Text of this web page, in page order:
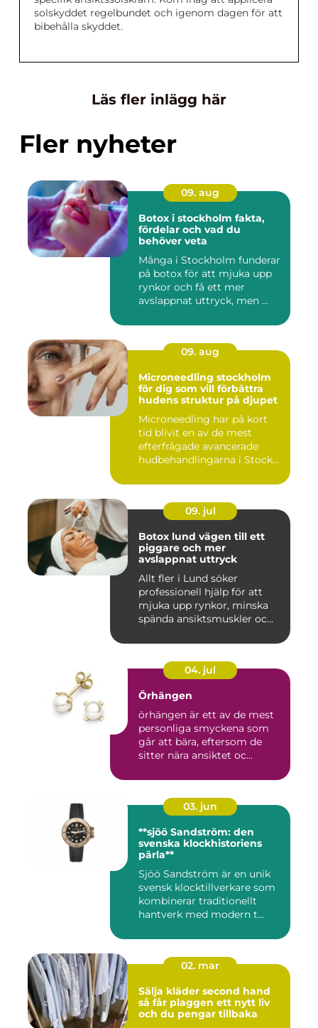
solskyddet regelbundet och igenom dagen för att
bibehålla skyddet.
Läs fler inlägg här
Fler nyheter
09. aug
Botox i stockholm fakta,
fördelar och vad du
behöver veta
Många i Stockholm funderar
på botox för att mjuka upp
rynkor och få ett mer
avslappnat uttryck, men ...
09. aug
Microneedling stockholm
för dig som vill förbättra
hudens struktur på djupet
Microneedling har på kort
tid blivit en av de mest
efterfrågade avancerade
hudbehandlingarna i Stock...
09. jul
Botox lund vägen till ett
piggare och mer
avslappnat uttryck
Allt fler i Lund söker
professionell hjälp för att
mjuka upp rynkor, minska
spända ansiktsmuskler oc...
04. jul
Örhängen
örhängen är ett av de mest
personliga smyckena som
går att bära, eftersom de
sitter nära ansiktet oc...
03. jun
**sjöö Sandström: den
svenska klockhistoriens
pärla**
Sjöö Sandström är en unik
svensk klocktillverkare som
kombinerar traditionellt
hantverk med modern t...
02. mar
Sälja kläder second hand
så får plaggen ett nytt liv
och du pengar tillbaka